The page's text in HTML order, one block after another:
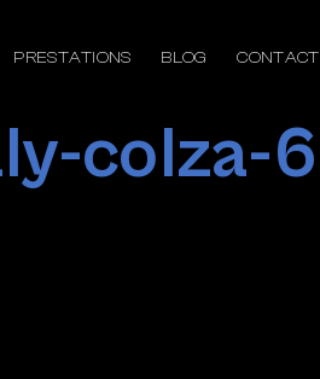
PRESTATIONS BLOG CONTACT
colza-6